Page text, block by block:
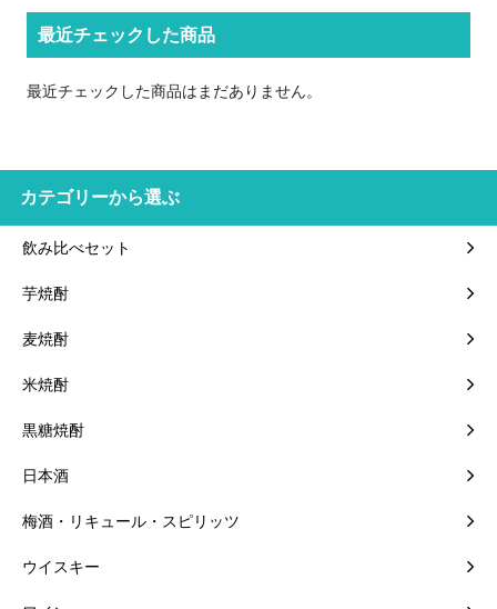
最近チェックした商品
最近チェックした商品はまだありません。
カテゴリーから選ぶ
飲み比べセット
芋焼酎
麦焼酎
米焼酎
黒糖焼酎
日本酒
梅酒・リキュール・スピリッツ
ウイスキー